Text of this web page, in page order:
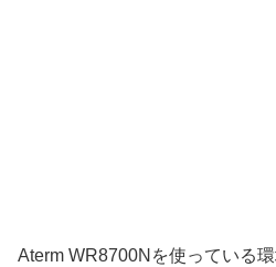
Aterm WR8700Nを使っている